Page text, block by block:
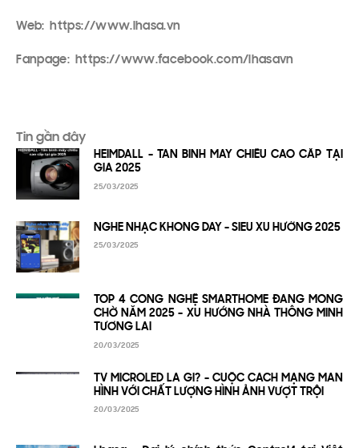
Web: https://www.lhasa.vn
Fanpage: https://www.facebook.com/lhasavn
Tin gần đây
HEIMDALL - TÂN BINH MÁY CHIẾU CAO CẤP TẠI
GIA 2025
25/03/2025
NGHE NHẠC KHÔNG DÂY - SIÊU XU HƯỚNG 2025
25/03/2025
TOP 4 CÔNG NGHỆ SMARTHOME ĐÁNG MONG
CHỜ NĂM 2025 - XU HƯỚNG NHÀ THÔNG MINH
TƯƠNG LAI
20/03/2025
TV MICROLED LÀ GÌ? - CUỘC CÁCH MẠNG MÀN
HÌNH VỚI CHẤT LƯỢNG HÌNH ẢNH VƯỢT TRỘI
20/03/2025